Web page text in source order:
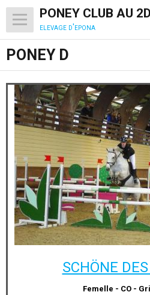
PONEY CLUB AU 2D
elevage d'epona
PONEY D
SCHÖNE
Femelle - CO -